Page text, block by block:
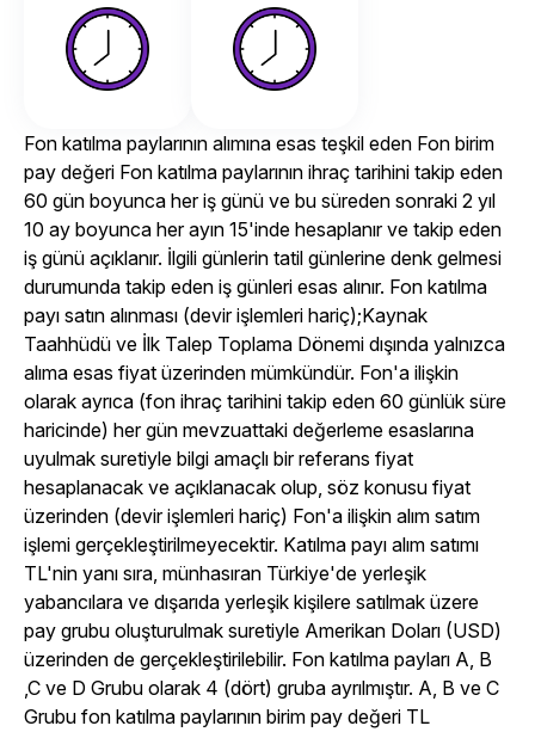
Fon katılma paylarının alımına esas teşkil eden Fon birim
pay değeri Fon katılma paylarının ihraç tarihini takip eden
60 gün boyunca her iş günü ve bu süreden sonraki 2 yıl
10 ay boyunca her ayın 15'inde hesaplanır ve takip eden
iş günü açıklanır. İlgili günlerin tatil günlerine denk gelmesi
durumunda takip eden iş günleri esas alınır. Fon katılma
payı satın alınması (devir işlemleri hariç);Kaynak
Taahhüdü ve İlk Talep Toplama Dönemi dışında yalnızca
alıma esas fiyat üzerinden mümkündür. Fon'a ilişkin
olarak ayrıca (fon ihraç tarihini takip eden 60 günlük süre
haricinde) her gün mevzuattaki değerleme esaslarına
uyulmak suretiyle bilgi amaçlı bir referans fiyat
hesaplanacak ve açıklanacak olup, söz konusu fiyat
üzerinden (devir işlemleri hariç) Fon'a ilişkin alım satım
işlemi gerçekleştirilmeyecektir. Katılma payı alım satımı
TL'nin yanı sıra, münhasıran Türkiye'de yerleşik
yabancılara ve dışarıda yerleşik kişilere satılmak üzere
pay grubu oluşturulmak suretiyle Amerikan Doları (USD)
üzerinden de gerçekleştirilebilir. Fon katılma payları A, B
,C ve D Grubu olarak 4 (dört) gruba ayrılmıştır. A, B ve C
Grubu fon katılma paylarının birim pay değeri TL